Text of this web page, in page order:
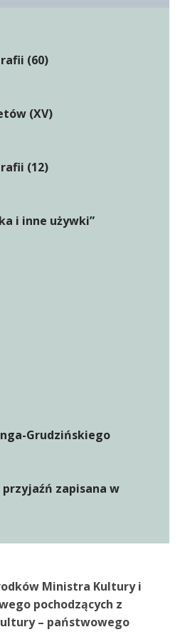
(60)
(XV)
(12)
i inne używki”
Grudzińskiego
zapisana w
Ministra Kultury i
pochodzących z
– państwowego